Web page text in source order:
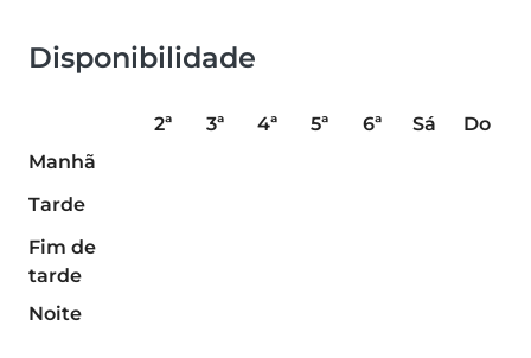
Disponibilidade
2ª 3ª 4ª 5ª 6ª Sá
Do
Manhã
Tarde
Fim de
tarde
Noite